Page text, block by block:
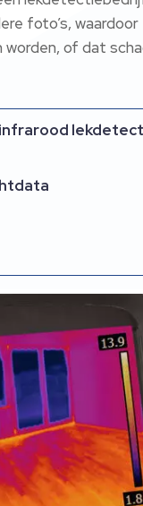
foto’s, waardoor
of dat